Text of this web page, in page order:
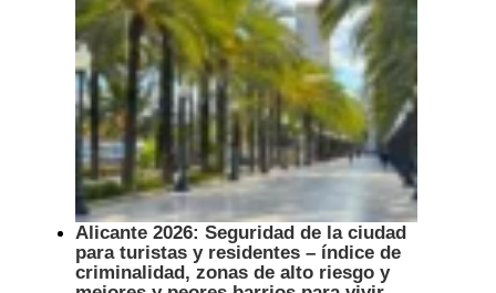
Alicante 2026: Seguridad de la ciudad
para turistas y residentes – índice de
criminalidad, zonas de alto riesgo y